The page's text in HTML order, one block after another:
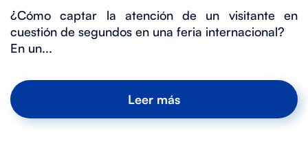
¿Cómo captar la atención de un visitante en
cuestión de segundos en una feria internacional?
En un...
Leer más